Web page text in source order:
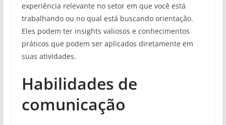
experiência relevante no setor em que você está
trabalhando ou no qual está buscando orientação.
Eles podem ter insights valiosos e conhecimentos
práticos que podem ser aplicados diretamente em
suas atividades.
Habilidades de
comunicação